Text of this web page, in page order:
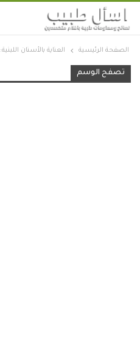
الصفحة الرئيسية العناية بالأسنان اللبنية:
تصفح الوسم